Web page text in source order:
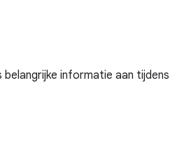
belangrijke informatie aan tijdens